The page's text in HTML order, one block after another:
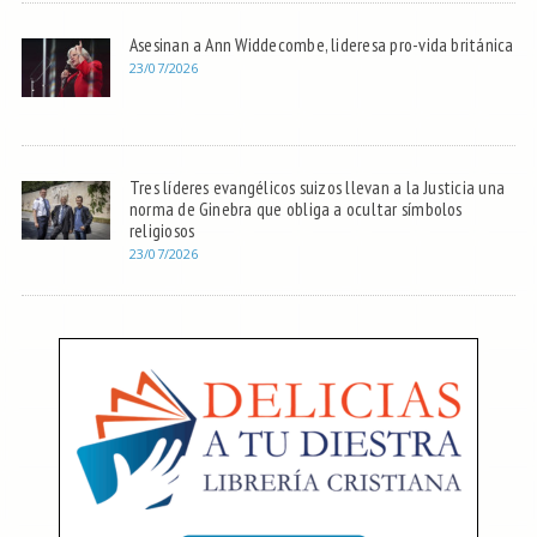
Asesinan a Ann Widdecombe, lideresa pro-vida británica
23/07/2026
Tres líderes evangélicos suizos llevan a la Justicia una
norma de Ginebra que obliga a ocultar símbolos
religiosos
23/07/2026